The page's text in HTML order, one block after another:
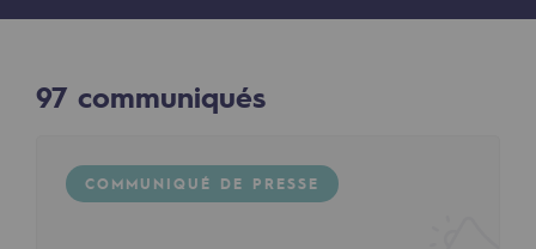
Indicateurs
Où nous trouver
97 communiqués
COMMUNIQUÉ DE PRESSE